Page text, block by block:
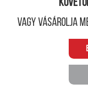
Vagy vásárolja